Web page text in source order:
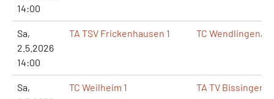
14:00
Sa,
2.5.2026
14:00
TA TSV Frickenhausen 1 TC Wendlingen/
Sa,
TC Weilheim 1 TA TV Bissingen/